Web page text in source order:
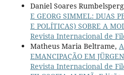
Daniel Soares
E GEORG SIMMEL: DUAS
E POLÍTICAS) SOBRE A
Revista Internacional de
Matheus Maria Beltrame,
EMANCIPAÇÃO EM
Revista Internacional de